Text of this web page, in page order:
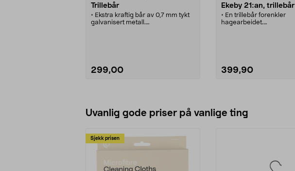
Trillebår
• Ekstra kraftig bår av 0,7 mm tykt
galvanisert metall.
299,00
Ekeby 21:an, trillebår
• En trillebår forenkler
hagearbeidet.
hjul.
399,90
Uvanlig gode priser på vanlige ting
Sjekk prisen